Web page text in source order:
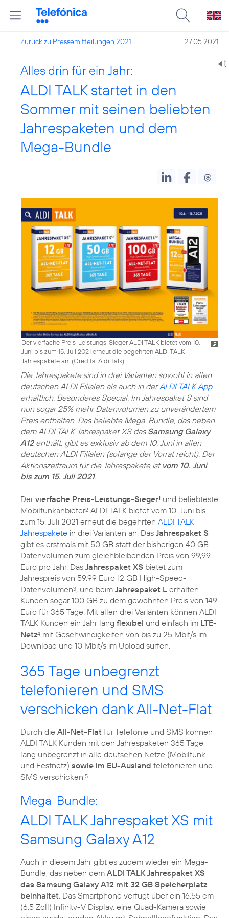
Zurück zu Pressemitteilungen 2021 27.05.2021
Alles drin für ein Jahr:
ALDI TALK startet in den
Sommer mit seinen beliebten
Jahrespaketen und dem
Mega-Bundle
Der vierfache Preis-Leistungs-Sieger ALDI TALK bietet vom 10.
Juni bis zum 15. Juli 2021 erneut die begehrten ALDI TALK
Jahrespakete an. (Credits: Aldi Talk)
Die Jahrespakete sind in drei Varianten sowohl in allen
deutschen ALDI Filialen als auch in derALDI TALK App
erhältlich. Besonderes Special: Im Jahrespaket S sind
nun sogar 25% mehr Datenvolumen zu unverändertem
Preis enthalten. Das beliebte Mega-Bundle, das neben
dem ALDI TALK Jahrespaket XS das Samsung Galaxy
A12enthält, gibt es exklusiv ab dem 10. Juni in allen
deutschen ALDI Filialen (solange der Vorrat reicht). Der
Aktionszeitraum für die Jahrespakete ist vom 10. Juni
bis zum 15. Juli 2021.
Dervierfache Preis-Leistungs-Sieger1 und beliebteste
Mobilfunkanbieter2 ALDI TALK bietet vom 10. Juni bis
zum 15. Juli 2021 erneut die begehrten ALDI TALK
Jahrespakete in drei Varianten an. Das Jahrespaket S
gibt es erstmals mit 50 GB statt der bisherigen 40 GB
Datenvolumen zum gleichbleibenden Preis von 99,99
Euro pro Jahr. Das Jahrespaket XS bietet zum
Jahrespreis von 59,99 Euro 12 GB High-Speed-
Datenvolumen3, und beim Jahrespaket L erhalten
Kunden sogar 100 GB zu dem gewohnten Preis von 149
Euro für 365 Tage. Mit allen drei Varianten können ALDI
TALK Kunden ein Jahr lang flexibel und einfach im LTE-
Netz4 mit Geschwindigkeiten von bis zu 25 Mbit/s im
Download und 10 Mbit/s im Upload surfen.
365 Tage unbegrenzt
telefonieren und SMS
verschicken dank All-Net-Flat
Durch die All-Net-Flat für Telefonie und SMS können
ALDI TALK Kunden mit den Jahrespaketen 365 Tage
lang unbegrenzt in alle deutschen Netze (Mobilfunk
und Festnetz) sowie im EU-Ausland telefonieren und
SMS verschicken.5
Mega-Bundle:
ALDI TALK Jahrespaket XS mit
Samsung Galaxy A12
Auch in diesem Jahr gibt es zudem wieder ein Mega-
Bundle, das neben dem ALDI TALK Jahrespaket XS
das Samsung Galaxy A12 mit 32 GB Speicherplatz
beinhaltet. Das Smartphone verfügt über ein 16,55 cm
(6,5 Zoll) Infinity-V Display, eine Quad-Kamera sowie